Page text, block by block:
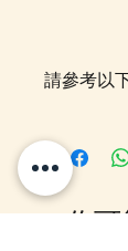
請參考以
我們大阪
港，落單
Whatsapp
你